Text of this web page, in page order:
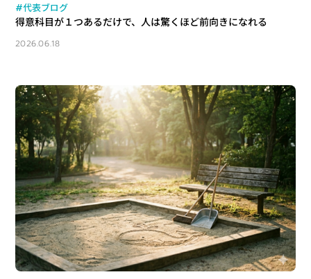
#代表ブログ
得意科目が１つあるだけで、人は驚くほど前向きになれる
2026.06.18